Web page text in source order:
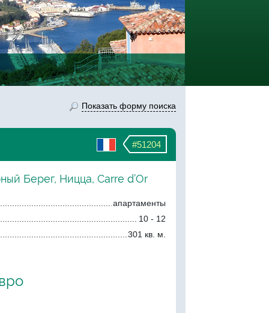
Показать форму поиска
#51204
Берег, Ницца, Carrе d’Or
апартаменты
10 - 12
301 кв. м.